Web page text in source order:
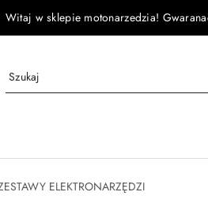
Witaj w sklepie motonarzedzia!
ELEKTRONARZĘDZI